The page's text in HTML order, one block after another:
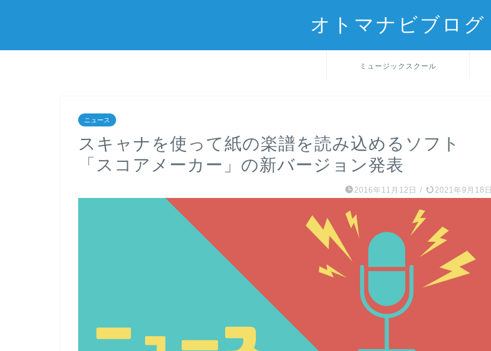
オトマナビブログ
ミュージックスクール
ニュース
スキャナを使って紙の楽譜を読み込めるソフト
「スコアメーカー」の新バージョン発表
2016年11月12日 / 2021年9月18日